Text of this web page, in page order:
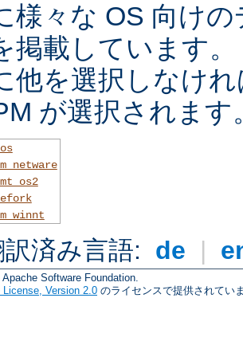
様々な OS 向け
掲載しています
他を選択しなけ
が選択されます
済み言語: de |
Software Foundation.
License, Version 2.0 のライセンスで提供されてい